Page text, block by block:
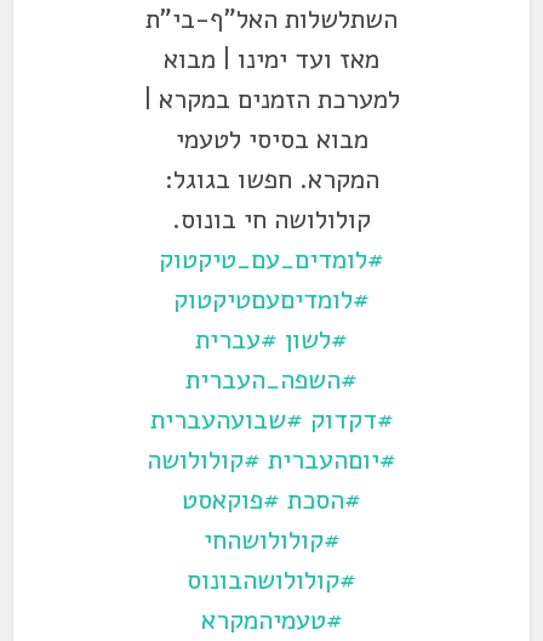
השתלשלות האל"ף-בי"ת
מאז ועד ימינו | מבוא
למערכת הזמנים במקרא |
מבוא בסיסי לטעמי
המקרא. חפשו בגוגל:
קולולושה חי בונוס.
#לומדים_עם_טיקטוק
#לומדיםעםטיקטוק
#לשון #עברית
#השפה_העברית
#דקדוק #שבועהעברית
#יוםהעברית #קולולושה
#הסכת #פוקאסט
#קולולושהחי
#קולולושהבונוס
#טעמיהמקרא